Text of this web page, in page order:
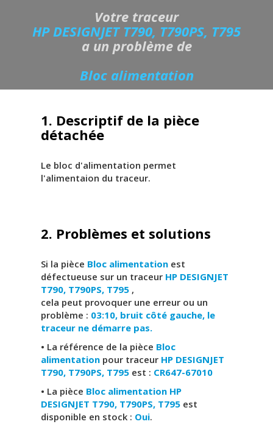
Votre traceur
HP DESIGNJET T790, T790PS, T795
a un problème de
Bloc alimentation
1. Descriptif de la pièce
détachée
Le bloc d'alimentation permet
l'alimentaion du traceur.
2. Problèmes et solutions
Si la pièce Bloc alimentation est
défectueuse sur un traceur HP DESIGNJET
T790, T790PS, T795 ,
cela peut provoquer une erreur ou un
problème : 03:10, bruit côté gauche, le
traceur ne démarre pas.
• La référence de la pièce Bloc
alimentation pour traceur HP DESIGNJET
T790, T790PS, T795 est : CR647-67010
• La pièce Bloc alimentation HP
DESIGNJET T790, T790PS, T795 est
disponible en stock : Oui.